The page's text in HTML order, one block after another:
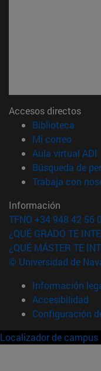
Accesos directos
Biblioteca
Mi correo(abre
Aula virtual ADI
Búsqueda de
Trabaja con
Información
TFNO +34 948 42 56
¿QUÉ GRADO TE
¿QUÉ MÁSTER TE
© Universidad de
Información
Accesibilidad
Configuración
Localizador de campus